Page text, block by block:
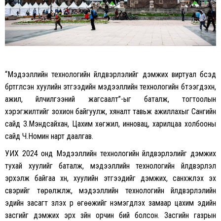
“Мэдээллийн технологийн үйлдвэрлэлийг дэмжих виртуал бүсэд
бүртгүүлсэн хуулийн этгээдийн мэдээллийн технологийн бүтээгдэхүүн,
ажил, үйлчилгээний жагсаалт”-ыг баталж, тогтоолын
хэрэгжилтийг зохион байгуулж, хяналт тавьж ажиллахыг Сангийн
сайд З.Мэндсайхан, Цахим хөгжил, инновац, харилцаа холбооны
сайд Ч.Номин нарт даалгав.
УИХ 2024 онд Мэдээллийн технологийн үйлдвэрлэлийг дэмжих
тухай хуулийг баталж, мэдээллийн технологийн үйлдвэрлэл
эрхэлж байгаа хүн, хуулийн этгээдийг дэмжих, санхүүжүүлэх эх
үүсвэрийг төрөлжүүлж, мэдээллийн технологийн үйлдвэрлэлийн
эдийн засагт үзүүлэх үр өгөөжийг нэмэгдүүлэх замаар цахим эдийн
засгийг дэмжих эрх зүйн орчин бий болсон. Засгийн газрын